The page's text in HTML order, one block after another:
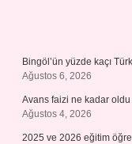
Bingöl’ün yüzde kaçı
Ağustos 6, 2026
Avans faizi ne kadar oldu
Ağustos 4, 2026
2025 ve 2026 eğitim